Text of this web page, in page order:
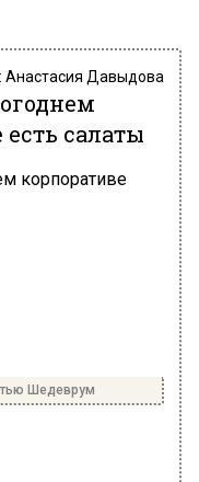
Анастасия Давыдова
салаты
Шедеврум